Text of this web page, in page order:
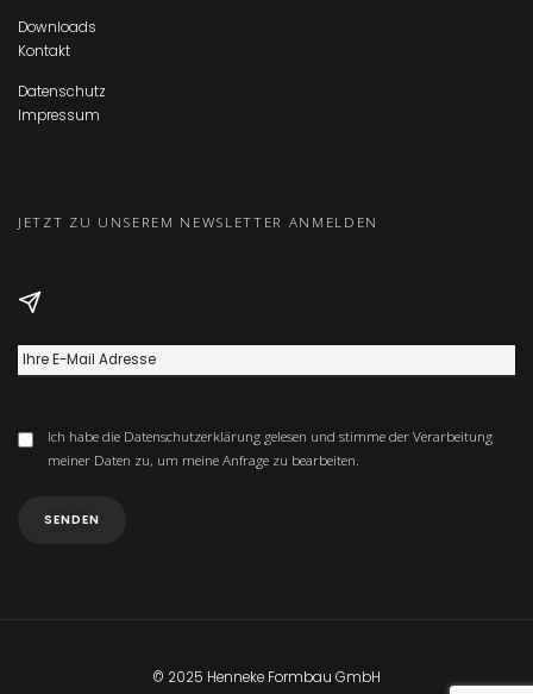
Downloads
Kontakt
Datenschutz
Impressum
JETZT ZU UNSEREM NEWSLETTER ANMELDEN
Ich habe die Datenschutzerklärung gelesen und stimme der Verarbeitung
meiner Daten zu, um meine Anfrage zu bearbeiten.
© 2025 Henneke Formbau GmbH